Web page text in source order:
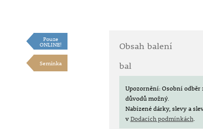
Pouze
ONLINE!
Semínka
Obsah balení
bal
Upozornění: Osobní
důvodů možný.
Nabízené dárky, slevy a
vDodacích podmínkách.